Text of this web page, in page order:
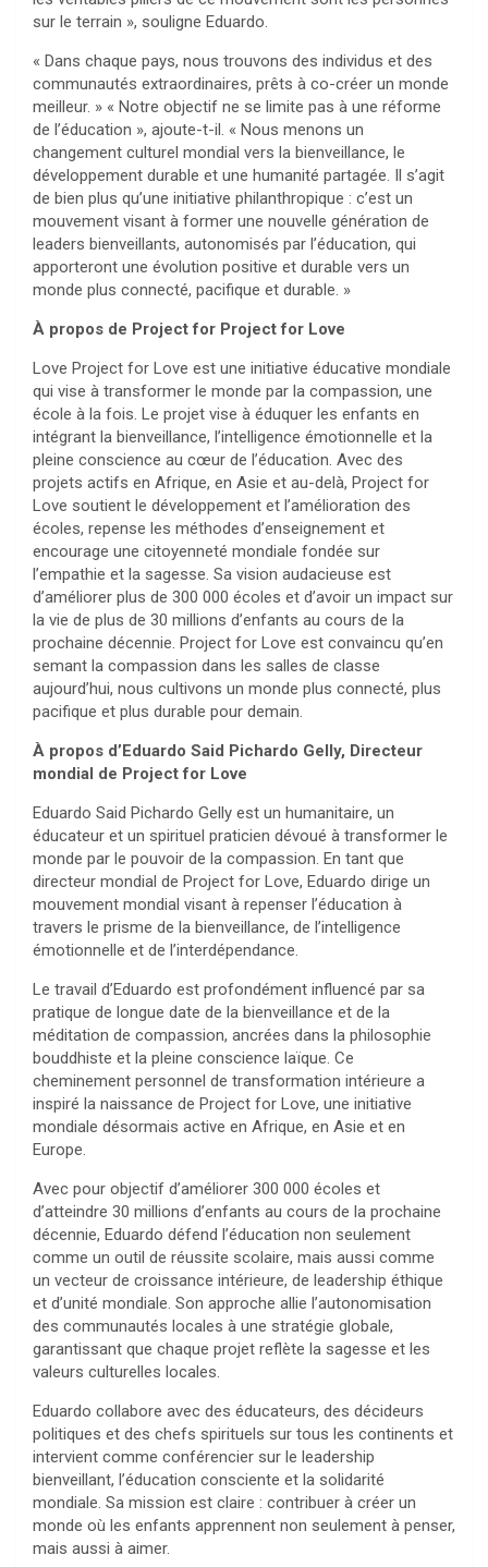
sur le terrain », souligne Eduardo.
« Dans chaque pays, nous trouvons des individus et des
communautés extraordinaires, prêts à co-créer un monde
meilleur. » « Notre objectif ne se limite pas à une réforme
de l’éducation », ajoute-t-il. « Nous menons un
changement culturel mondial vers la bienveillance, le
développement durable et une humanité partagée. Il s’agit
de bien plus qu’une initiative philanthropique : c’est un
mouvement visant à former une nouvelle génération de
leaders bienveillants, autonomisés par l’éducation, qui
apporteront une évolution positive et durable vers un
monde plus connecté, pacifique et durable. »
À propos de Project for Project for Love
Love Project for Love est une initiative éducative mondiale
qui vise à transformer le monde par la compassion, une
école à la fois. Le projet vise à éduquer les enfants en
intégrant la bienveillance, l’intelligence émotionnelle et la
pleine conscience au cœur de l’éducation. Avec des
projets actifs en Afrique, en Asie et au-delà, Project for
Love soutient le développement et l’amélioration des
écoles, repense les méthodes d’enseignement et
encourage une citoyenneté mondiale fondée sur
l’empathie et la sagesse. Sa vision audacieuse est
d’améliorer plus de 300 000 écoles et d’avoir un impact sur
la vie de plus de 30 millions d’enfants au cours de la
prochaine décennie. Project for Love est convaincu qu’en
semant la compassion dans les salles de classe
aujourd’hui, nous cultivons un monde plus connecté, plus
pacifique et plus durable pour demain.
À propos d’Eduardo Said Pichardo Gelly, Directeur
mondial de Project for Love
Eduardo Said Pichardo Gelly est un humanitaire, un
éducateur et un spirituel praticien dévoué à transformer le
monde par le pouvoir de la compassion. En tant que
directeur mondial de Project for Love, Eduardo dirige un
mouvement mondial visant à repenser l’éducation à
travers le prisme de la bienveillance, de l’intelligence
émotionnelle et de l’interdépendance.
Le travail d’Eduardo est profondément influencé par sa
pratique de longue date de la bienveillance et de la
méditation de compassion, ancrées dans la philosophie
bouddhiste et la pleine conscience laïque. Ce
cheminement personnel de transformation intérieure a
inspiré la naissance de Project for Love, une initiative
mondiale désormais active en Afrique, en Asie et en
Europe.
Avec pour objectif d’améliorer 300 000 écoles et
d’atteindre 30 millions d’enfants au cours de la prochaine
décennie, Eduardo défend l’éducation non seulement
comme un outil de réussite scolaire, mais aussi comme
un vecteur de croissance intérieure, de leadership éthique
et d’unité mondiale. Son approche allie l’autonomisation
des communautés locales à une stratégie globale,
garantissant que chaque projet reflète la sagesse et les
valeurs culturelles locales.
Eduardo collabore avec des éducateurs, des décideurs
politiques et des chefs spirituels sur tous les continents et
intervient comme conférencier sur le leadership
bienveillant, l’éducation consciente et la solidarité
mondiale. Sa mission est claire : contribuer à créer un
monde où les enfants apprennent non seulement à penser,
mais aussi à aimer.